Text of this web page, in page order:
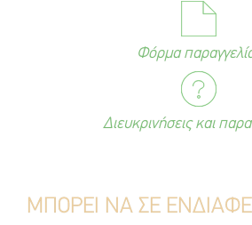
Φόρμα
Διευκρινήσεις και
ΜΠΟΡΕΙ ΝΑ ΣΕ